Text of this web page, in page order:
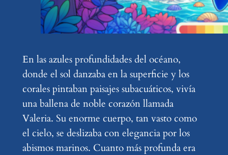
En las azules profundidades del océano,
donde el sol danzaba en la superficie y los
corales pintaban paisajes subacuáticos, vivía
una ballena de noble corazón llamada
Valeria. Su enorme cuerpo, tan vasto como
el cielo, se deslizaba con elegancia por los
abismos marinos. Cuanto más profunda era